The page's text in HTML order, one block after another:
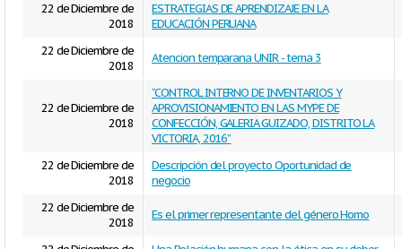
22 de Diciembre de
2018
ESTRATEGIAS DE APRENDIZAJE EN LA
EDUCACIÓN PERUANA
22 de Diciembre de
2018
Atencion temparana UNIR - tema 3
22 de Diciembre de
2018
“CONTROL INTERNO DE INVENTARIOS Y
APROVISIONAMIENTO EN LAS MYPE DE
CONFECCIÓN, GALERIA GUIZADO, DISTRITO LA
VICTORIA, 2016”
22 de Diciembre de
2018
Descripción del proyecto Oportunidad de
negocio
22 de Diciembre de
2018
Es el primer representante del género Homo